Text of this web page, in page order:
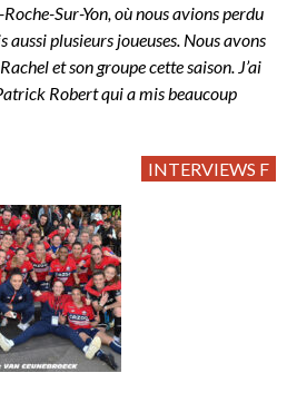
Sur-Yon, où nous avions perdu
aussi plusieurs joueuses. Nous avons
et son groupe cette saison. J’ai
Robert qui a mis beaucoup
INTERVIEWS F